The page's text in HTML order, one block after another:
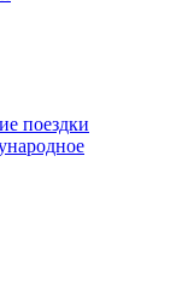
поездки